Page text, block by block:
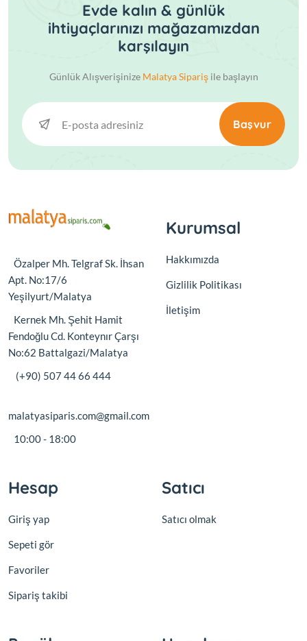
Evde kalın & günlük
ihtiyaçlarınızı mağazamızdan
karşılayın
Günlük Alışverişinize Malatya Siparişile başlayın
Başvur
Özalper Mh. Telgraf Sk. İhsan
Apt. No:17/6
Yeşilyurt/Malatya
Kernek Mh. Şehit Hamit
Fendoğlu Cd. Konteynır Çarşı
No:62 Battalgazi/Malatya
(+90) 507 44 66 444
malatyasiparis.com@gmail.com
10:00 - 18:00
Kurumsal
Hakkımızda
Gizlilik Politikası
İletişim
Hesap
Giriş yap
Sepeti gör
Favoriler
Sipariş takibi
Satıcı
Satıcı olmak